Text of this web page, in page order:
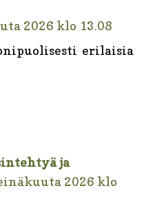
2026 klo 13.08
erilaisia
ja
2026 klo